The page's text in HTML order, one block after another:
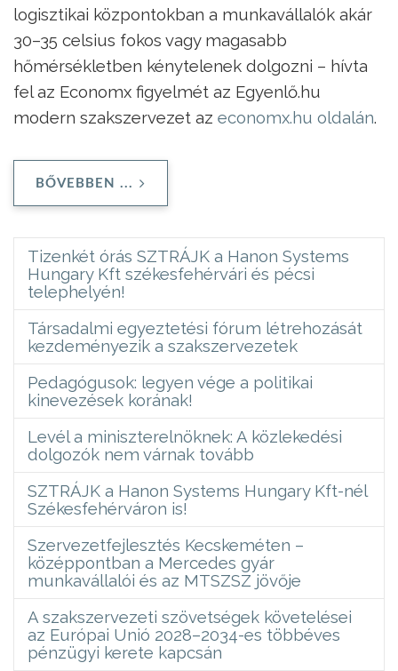
logisztikai központokban a munkavállalók akár
30–35 celsius fokos vagy magasabb
hőmérsékletben kénytelenek dolgozni – hívta
fel az Economx figyelmét az Egyenlő.hu
modern szakszervezet az economx.hu oldalán.
BŐVEBBEN ...
Tizenkét órás SZTRÁJK a Hanon Systems
Hungary Kft székesfehérvári és pécsi
telephelyén!
Társadalmi egyeztetési fórum létrehozását
kezdeményezik a szakszervezetek
Pedagógusok: legyen vége a politikai
kinevezések korának!
Levél a miniszterelnöknek: A közlekedési
dolgozók nem várnak tovább
SZTRÁJK a Hanon Systems Hungary Kft-nél
Székesfehérváron is!
Szervezetfejlesztés Kecskeméten –
középpontban a Mercedes gyár
munkavállalói és az MTSZSZ jövője
A szakszervezeti szövetségek követelései
az Európai Unió 2028–2034-es többéves
pénzügyi kerete kapcsán